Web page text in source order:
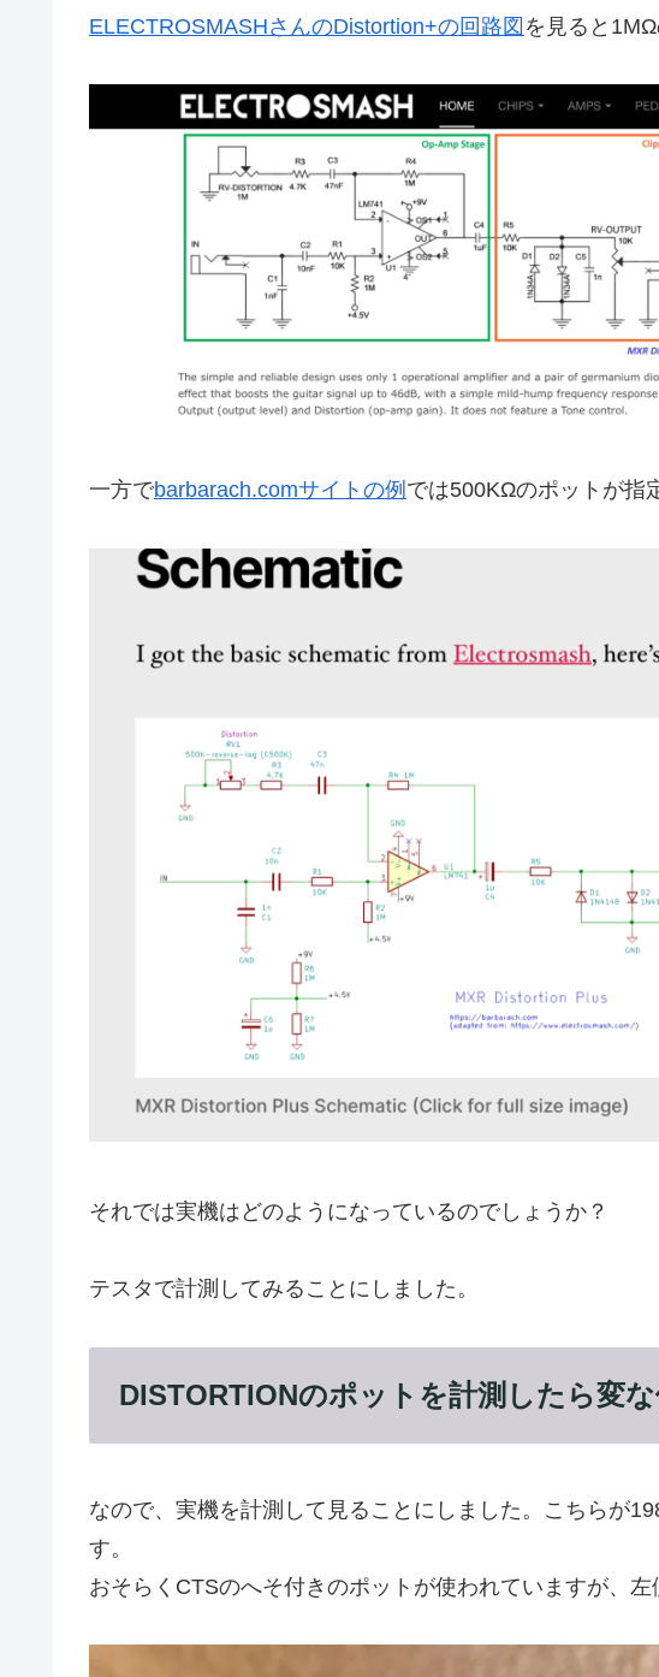
ELECTROSMASHさんのDistortion+の回路図 を見ると1MΩ
一方でbarbarach.comサイトの例 では500KΩのポットが指
それでは実機はどのようになっているのでしょうか？
テスタで計測してみることにしました。
DISTORTIONのポットを計測したら変
なので、実機を計測して見ることにしました。こちらが
す。
おそらくCTSのへそ付きのポットが使われていますが、左